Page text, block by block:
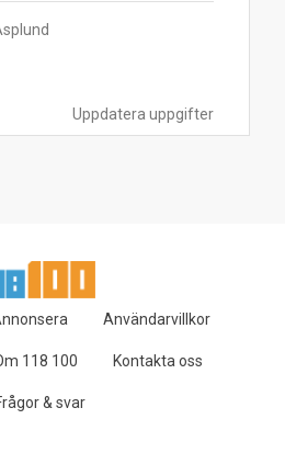
Uppdatera uppgifter
Användarvillkor
118 100 Kontakta oss
& svar